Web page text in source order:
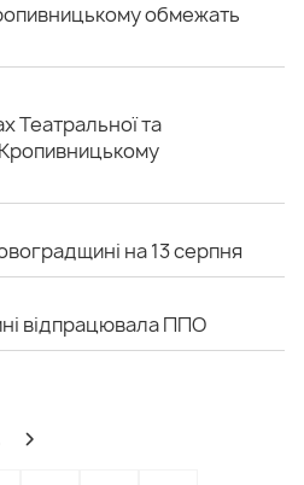
обмежать
Театральної та
на 13 серпня
відпрацювала ППО